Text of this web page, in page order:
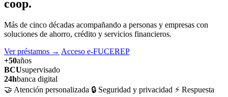
coop.
Más de cinco décadas acompañando a personas y empresas con
soluciones de ahorro, crédito y servicios financieros.
Ver préstamos → Acceso e-FUCEREP
+50años
BCUsupervisado
24hbanca digital
🤝 Atención personalizada 🔒 Seguridad y privacidad ⚡ Respuesta